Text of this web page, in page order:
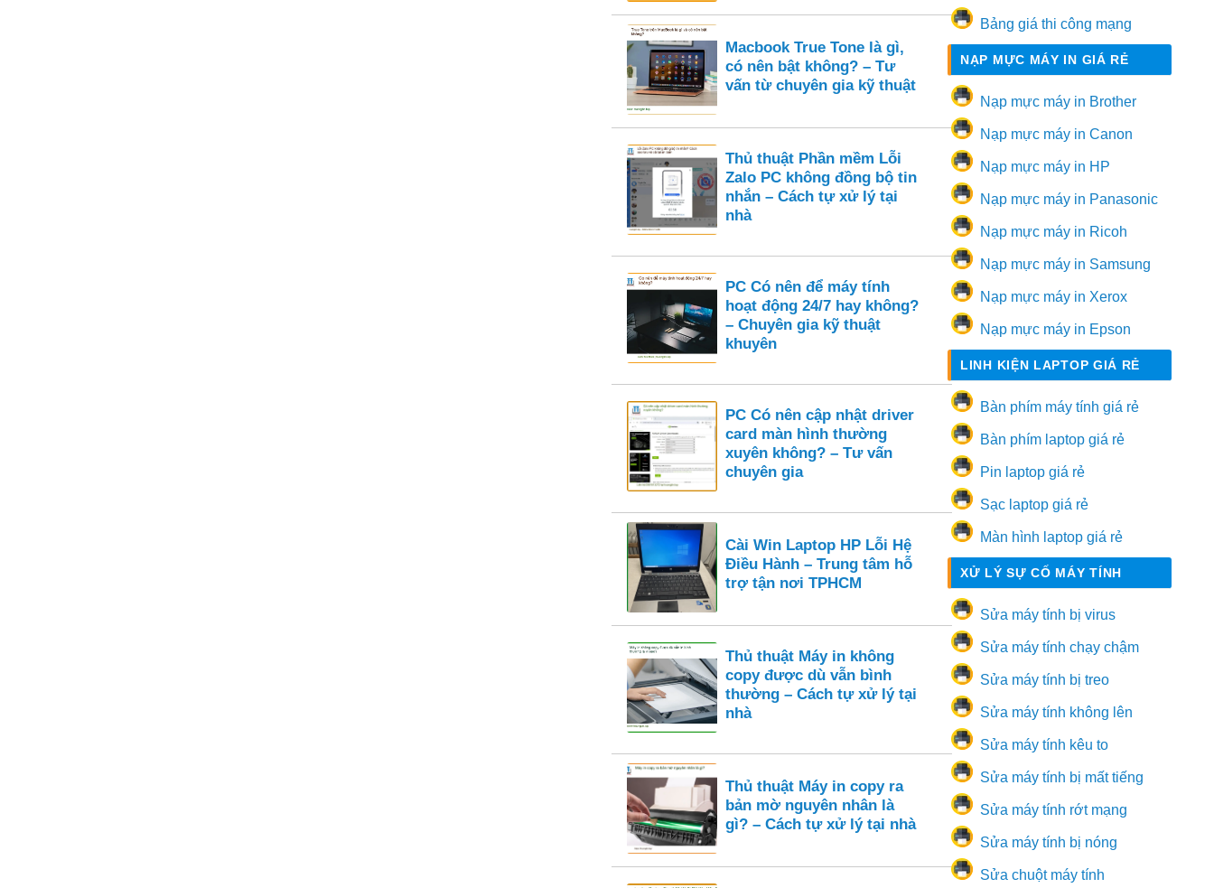
Macbook True Tone là gì,
có nên bật không? – Tư
vấn từ chuyên gia kỹ thuật
Thủ thuật Phần mềm Lỗi
Zalo PC không đồng bộ tin
nhắn – Cách tự xử lý tại
nhà
PC Có nên để máy tính
hoạt động 24/7 hay không?
– Chuyên gia kỹ thuật
khuyên
PC Có nên cập nhật driver
card màn hình thường
xuyên không? – Tư vấn
chuyên gia
Cài Win Laptop HP Lỗi Hệ
Điều Hành – Trung tâm hỗ
trợ tận nơi TPHCM
Thủ thuật Máy in không
copy được dù vẫn bình
thường – Cách tự xử lý tại
nhà
Thủ thuật Máy in copy ra
bản mờ nguyên nhân là
gì? – Cách tự xử lý tại nhà
Bảng giá thi công mạng
NẠP MỰC MÁY IN GIÁ RẺ
Nạp mực máy in Brother
Nạp mực máy in Canon
Nạp mực máy in HP
Nạp mực máy in Panasonic
Nạp mực máy in Ricoh
Nạp mực máy in Samsung
Nạp mực máy in Xerox
Nạp mực máy in Epson
LINH KIỆN LAPTOP GIÁ RẺ
Bàn phím máy tính giá rẻ
Bàn phím laptop giá rẻ
Pin laptop giá rẻ
Sạc laptop giá rẻ
Màn hình laptop giá rẻ
XỬ LÝ SỰ CỐ MÁY TÍNH
Sửa máy tính bị virus
Sửa máy tính chạy chậm
Sửa máy tính bị treo
Sửa máy tính không lên
Sửa máy tính kêu to
Sửa máy tính bị mất tiếng
Sửa máy tính rớt mạng
Sửa máy tính bị nóng
Sửa chuột máy tính